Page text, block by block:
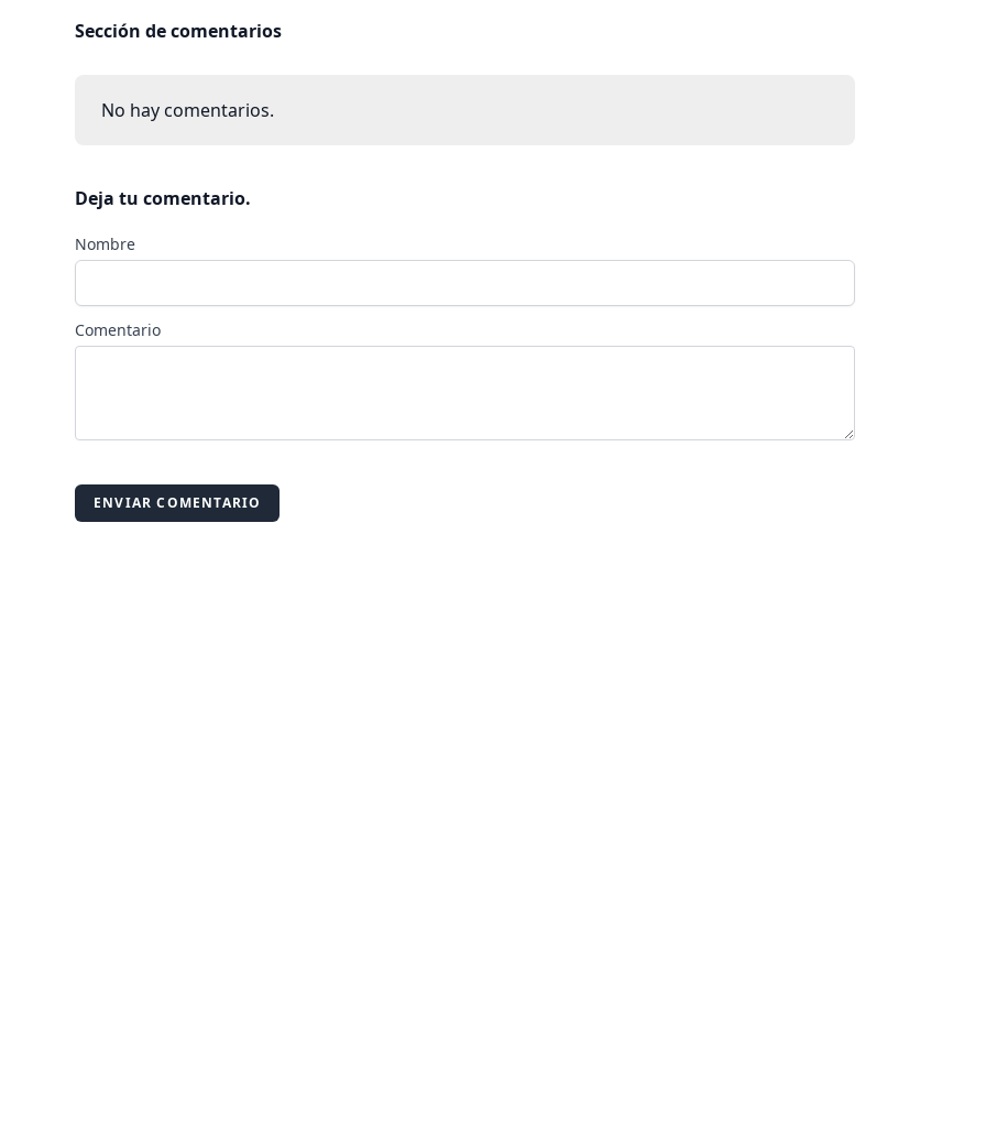
Sección de comentarios
No hay comentarios.
Deja tu comentario.
Nombre
Comentario
ENVIAR COMENTARIO